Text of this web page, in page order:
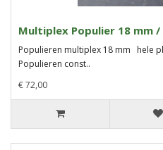
Multiplex Populier 18 mm
Populieren multiplex 18 mm hele
Populieren const..
€ 72,00